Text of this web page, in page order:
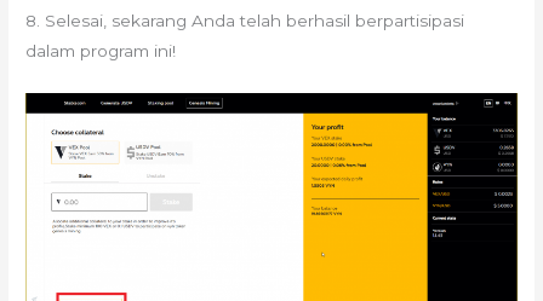
8. Selesai, sekarang Anda telah berhasil berpartisipasi
dalam program ini!